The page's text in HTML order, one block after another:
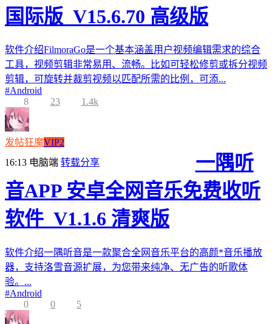
国际版_V15.6.70 高级版
软件介绍FilmoraGo是一个基本涵盖用户视频编辑需求的综合
工具，视频剪辑非常易用、流畅。比如可轻松修剪或拆分视频
剪辑，可旋转并裁剪视频以匹配所需的比例，可添...
#Android
8
23 1.4k
发帖狂魔VIP2
16:13 电脑端 转载分享
一隅听
音APP 安卓全网音乐免费收听
软件_V1.1.6 清爽版
软件介绍一隅听音是一款聚合全网音乐平台的高颜*音乐播放
器，支持洛雪音源扩展，为您带来纯净、无广告的听歌体
验。...
#Android
0
0 5